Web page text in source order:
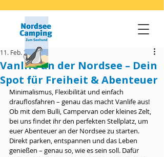
Vanlife an der Nordsee – Dein
Spot für Freiheit & Abenteuer
11. Feb. 2025
Minimalismus, Flexibilität und einfach
drauflosfahren – genau das macht Vanlife aus!
Ob mit dem Bulli, Campervan oder kleines Zelt,
bei uns findet ihr den perfekten Stellplatz, um
euer Abenteuer an der Nordsee zu starten.
Direkt parken, entspannen und das Leben
genießen – genau so, wie es sein soll. Dafür